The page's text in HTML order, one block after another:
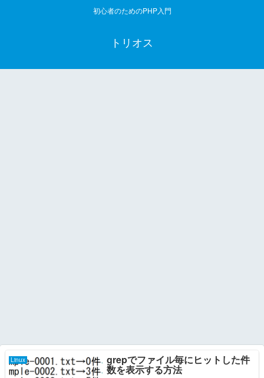
初心者のためのPHP入門
トリオス
Linux grepでファイル毎にヒットした件
数を表示する方法